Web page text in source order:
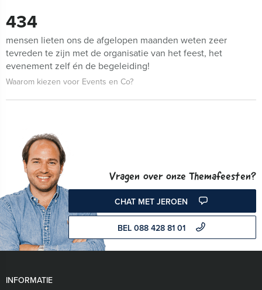
434
mensen lieten ons de afgelopen maanden weten zeer
tevreden te zijn met de organisatie van het feest, het
evenement zelf én de begeleiding!
Waarom kiezen voor Events en Co?
Vragen over onze Themafeesten?
CHAT MET JEROEN
BEL 088 428 81 01
INFORMATIE